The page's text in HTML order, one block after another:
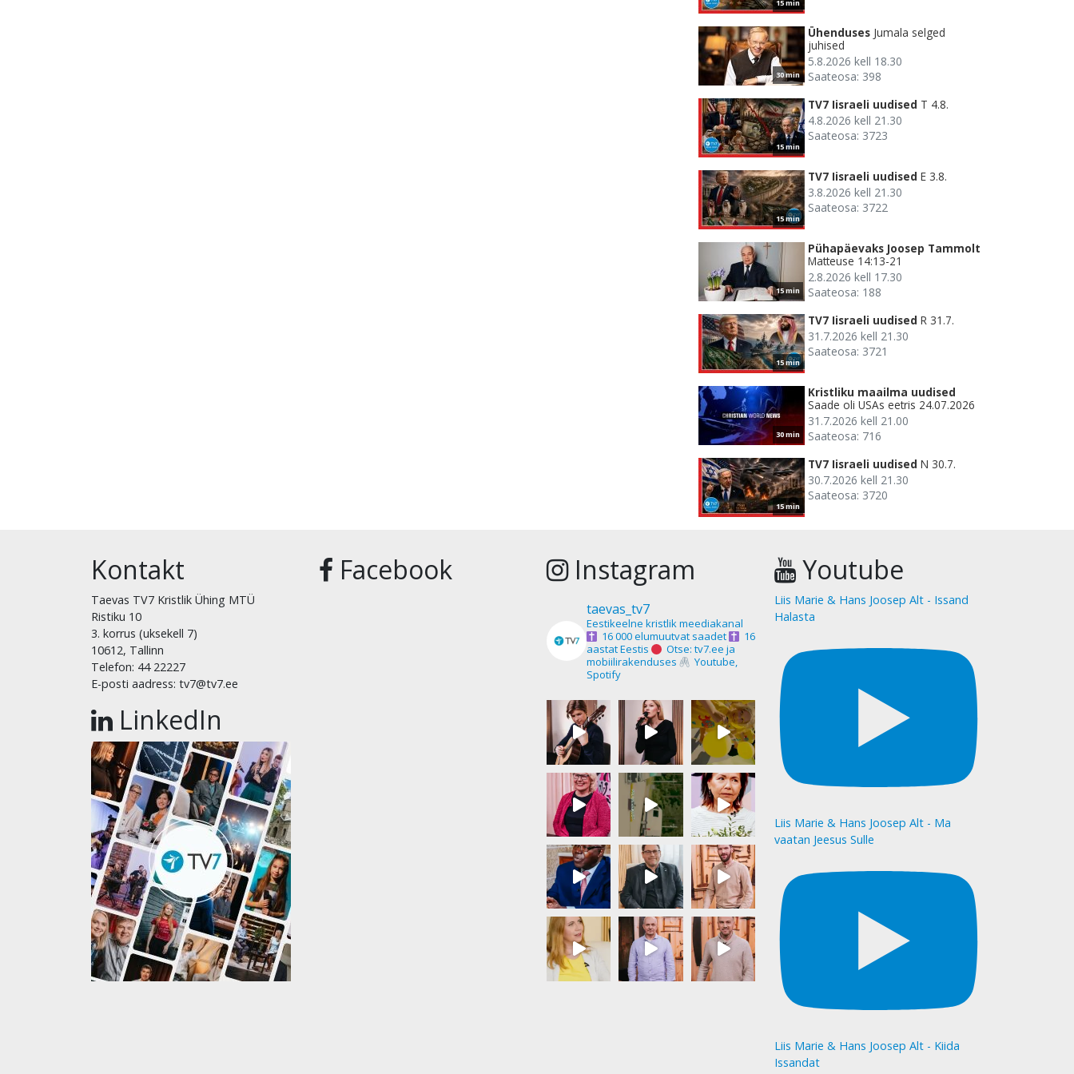
15 min
30 min
Ühenduses Jumala selged
juhised
5.8.2026 kell 18.30
Saateosa: 398
15 min
TV7 Iisraeli uudised T 4.8.
4.8.2026 kell 21.30
Saateosa: 3723
15 min
TV7 Iisraeli uudised E 3.8.
3.8.2026 kell 21.30
Saateosa: 3722
15 min
Pühapäevaks Joosep Tammolt
Matteuse 14:13-21
2.8.2026 kell 17.30
Saateosa: 188
15 min
TV7 Iisraeli uudised R 31.7.
31.7.2026 kell 21.30
Saateosa: 3721
30 min
Kristliku maailma uudised
Saade oli USAs eetris 24.07.2026
31.7.2026 kell 21.00
Saateosa: 716
15 min
TV7 Iisraeli uudised N 30.7.
30.7.2026 kell 21.30
Saateosa: 3720
Kontakt
Taevas TV7 Kristlik Ühing MTÜ
Ristiku 10
3. korrus (uksekell 7)
10612, Tallinn
Telefon: 44 22227
E-posti aadress: tv7@tv7.ee
LinkedIn
Facebook Instagram
taevas_tv7
Eestikeelne kristlik meediakanal
16 000 elumuutvat saadet
16
aastat Eestis
Otse: tv7.ee ja
mobiilirakenduses
Youtube,
Spotify
Youtube
Liis Marie & Hans Joosep Alt - Issand
Halasta
Liis Marie & Hans Joosep Alt - Ma
vaatan Jeesus Sulle
Liis Marie & Hans Joosep Alt - Kiida
Issandat